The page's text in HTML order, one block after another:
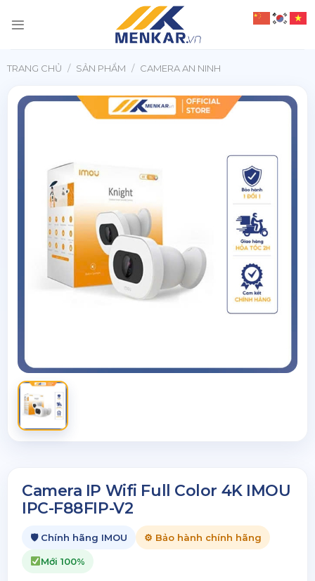
đến
TRANG CHỦ / SẢN PHẨM / CAMERA AN NINH
Camera IP Wifi Full Color 4K IMOU
IPC-F88FIP-V2
🛡 Chính hãng IMOU ⚙ Bảo hành chính hãng
Mới 100%